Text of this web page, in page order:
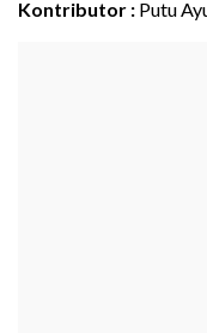
Kontributor : Putu